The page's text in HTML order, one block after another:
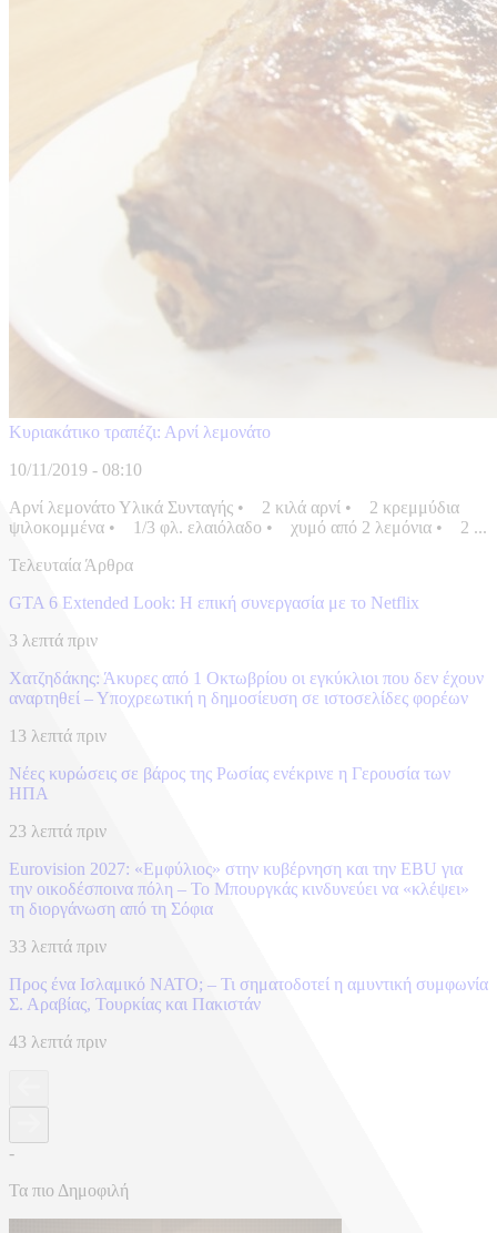
Κυριακάτικο τραπέζι: Αρνί λεμονάτο
10/11/2019 - 08:10
Αρνί λεμονάτο Υλικά Συνταγής • 2 κιλά αρνί • 2 κρεμμύδια
ψιλοκομμένα • 1/3 φλ. ελαιόλαδο • χυμό από 2 λεμόνια • 2 ...
Τελευταία Άρθρα
GTA 6 Extended Look: Η επική συνεργασία με το Netflix
3 λεπτά πριν
Χατζηδάκης: Άκυρες από 1 Οκτωβρίου οι εγκύκλιοι που δεν έχουν
αναρτηθεί – Υποχρεωτική η δημοσίευση σε ιστοσελίδες φορέων
13 λεπτά πριν
Νέες κυρώσεις σε βάρος της Ρωσίας ενέκρινε η Γερουσία των
ΗΠΑ
23 λεπτά πριν
Eurovision 2027: «Εμφύλιος» στην κυβέρνηση και την EBU για
την οικοδέσποινα πόλη – Το Μπουργκάς κινδυνεύει να «κλέψει»
τη διοργάνωση από τη Σόφια
33 λεπτά πριν
Προς ένα Ισλαμικό ΝΑΤΟ; – Τι σηματοδοτεί η αμυντική συμφωνία
Σ. Αραβίας, Τουρκίας και Πακιστάν
43 λεπτά πριν
-
Τα πιο Δημοφιλή